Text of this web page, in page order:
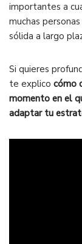
importantes a
muchas
sólida a largo
Si quieres
te explico cómo
momento en el
adaptar tu